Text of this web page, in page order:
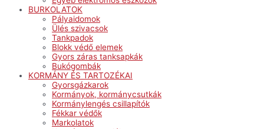
BURKOLATOK
Pályaidomok
Ülés szivacsok
Tankpadok
Blokk védő elemek
Gyors záras tanksapkák
Bukógombák
KORMÁNY ÉS TARTOZÉKAI
Gyorsgázkarok
Kormányok, kormánycsutkák
Kormánylengés csillapítók
Fékkar védők
Markolatok